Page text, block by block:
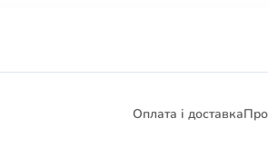
Оплата і доставка